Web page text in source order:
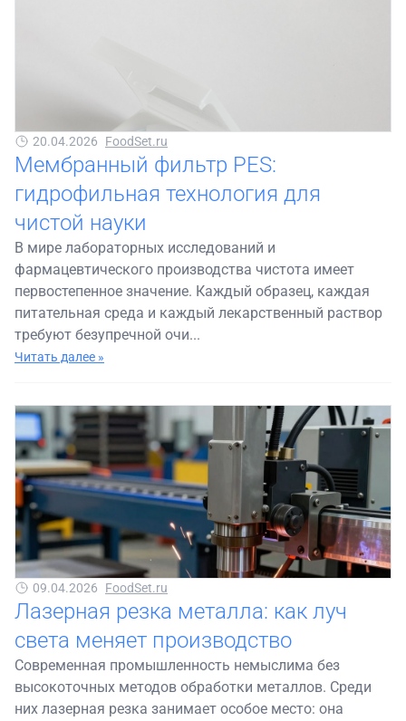
20.04.2026 FoodSet.ru
Мембранный фильтр PES:
гидрофильная технология для
чистой науки
В мире лабораторных исследований и
фармацевтического производства чистота имеет
первостепенное значение. Каждый образец, каждая
питательная среда и каждый лекарственный раствор
требуют безупречной очи...
Читать далее »
09.04.2026 FoodSet.ru
Лазерная резка металла: как луч
света меняет производство
Современная промышленность немыслима без
высокоточных методов обработки металлов. Среди
них лазерная резка занимает особое место: она